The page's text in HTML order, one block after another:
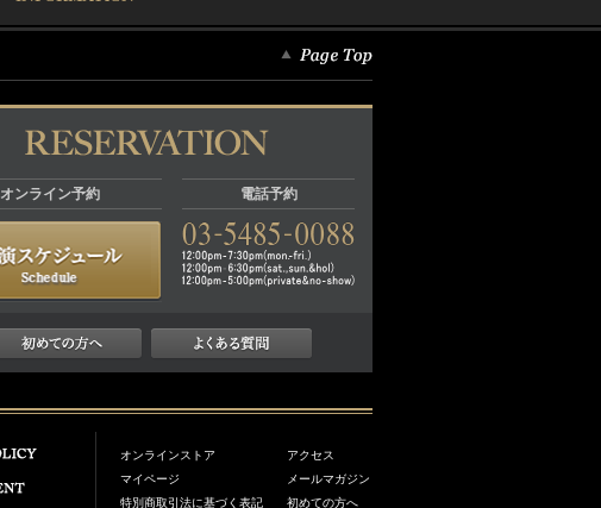
オンライン予約 電話予約
オンラインストア
マイページ
特別商取引法に基づく表記
アクセス
メールマガジン
初めての方へ